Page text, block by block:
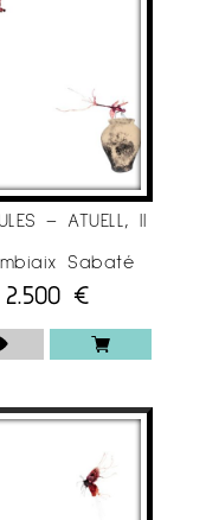
emergent”,
d’art”, Lleida.
– ATUELL, II
Sabaté
2.500 €